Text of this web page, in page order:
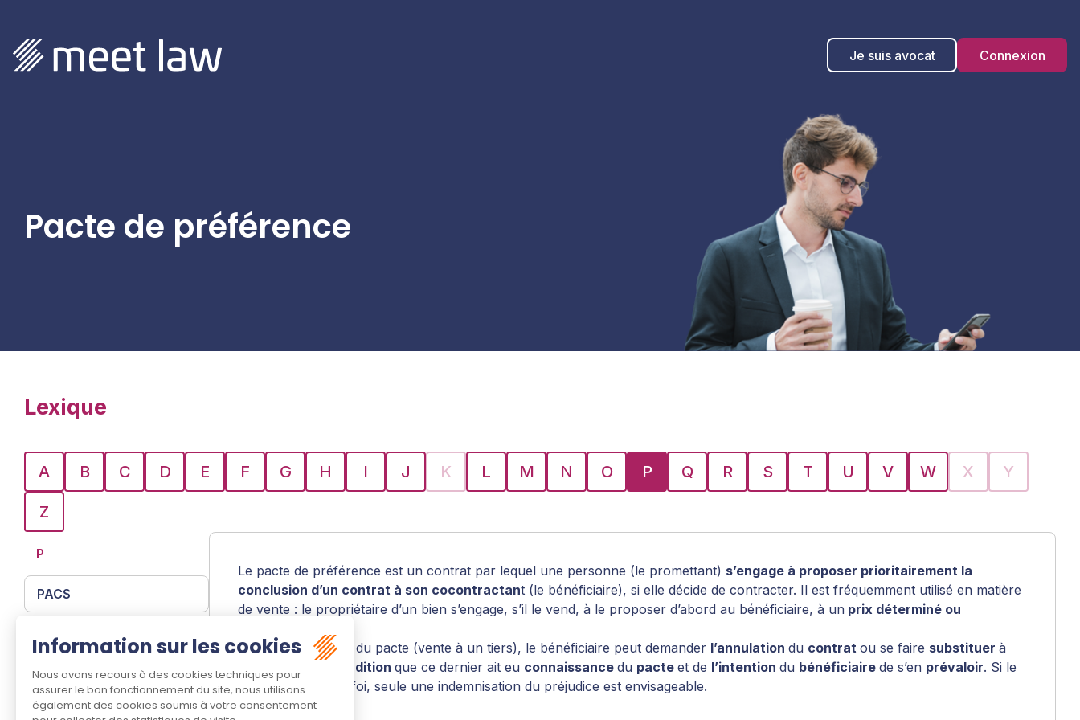
Je suis avocat Connexion
Pacte de préférence
Lexique
A B C D E F G H I J K L M N O P Q R S T U V W X Y
Z
P
PACS
Pacte de préférence
Pas de porte
Preciput
Le pacte de préférence est un contrat par lequel une personne (le promettant) s’engage à proposer prioritairement la
conclusion d’un contrat à son cocontractant (le bénéficiaire), si elle décide de contracter. Il est fréquemment utilisé en matière
de vente : le propriétaire d’un bien s’engage, s’il le vend, à le proposer d’abord au bénéficiaire, à un prix déterminé ou
En cas de violation du pacte (vente à un tiers), le bénéficiaire peut demander l’annulation du contrat ou se faire substituer à
l’acquéreur
condition que ce dernier ait eu connaissance du pacte et de l’intention du bénéficiaire de s’en prévaloir. Si le
tiers est de bonne foi, seule une indemnisation du préjudice est envisageable.